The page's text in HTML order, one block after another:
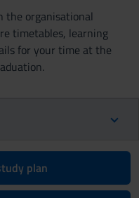
the organisational
timetables, learning
for your time at the
plan